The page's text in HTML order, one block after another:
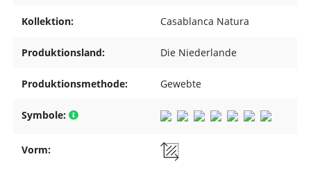
Kollektion: Casablanca Natura
Produktionsland: Die Niederlande
Produktionsmethode: Gewebte
Symbole:
Vorm: